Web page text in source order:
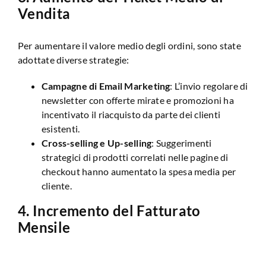
Vendita
Per aumentare il valore medio degli ordini, sono state
adottate diverse strategie:
Campagne di Email Marketing: L’invio regolare di
newsletter con offerte mirate e promozioni ha
incentivato il riacquisto da parte dei clienti
esistenti.
Cross-selling e Up-selling: Suggerimenti
strategici di prodotti correlati nelle pagine di
checkout hanno aumentato la spesa media per
cliente.
4. Incremento del Fatturato
Mensile